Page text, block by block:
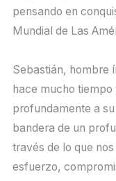
pensando en
Mundial de Las
Sebastián, hombre
hace mucho
profundamente a
bandera de un
través de lo que
esfuerzo,